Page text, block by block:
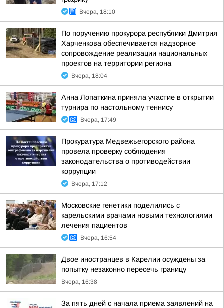
Вчера, 18:10
По поручению прокурора республики Дмитрия
Харченкова обеспечивается надзорное
сопровождение реализации национальных
проектов на территории региона
Вчера, 18:04
Анна Лопаткина приняла участие в открытии
турнира по настольному теннису
Вчера, 17:49
Прокуратура Медвежьегорского района
провела проверку соблюдения
законодательства о противодействии
коррупции
Вчера, 17:12
Московские генетики поделились с
карельскими врачами новыми технологиями
лечения пациентов
Вчера, 16:54
Двое иностранцев в Карелии осуждены за
попытку незаконно пересечь границу
Вчера, 16:38
За пять дней с начала приема заявлений на